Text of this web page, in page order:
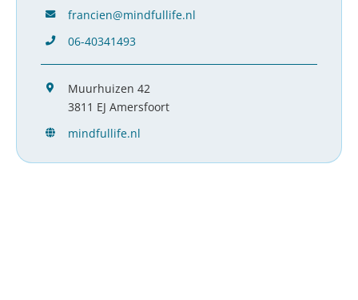
francien@mindfullife.nl
06-40341493
Muurhuizen 42
3811 EJ Amersfoort
mindfullife.nl